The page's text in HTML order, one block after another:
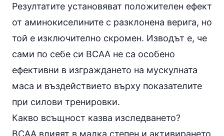
Резултатите установяват положителен ефект
от аминокиселините с разклонена верига, но
той е изключително скромен. Изводът е, че
сами по себе си BCAA не са особено
ефективни в изграждането на мускулната
маса и въздействието върху показателите
при силови тренировки.
Какво всъщност казва изследването?
BCAA влияят в малка степен и активирането